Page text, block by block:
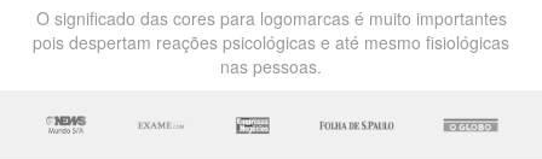
O significado das cores para logomarcas é muito importantes
pois despertam reações psicológicas e até mesmo fisiológicas
nas pessoas.